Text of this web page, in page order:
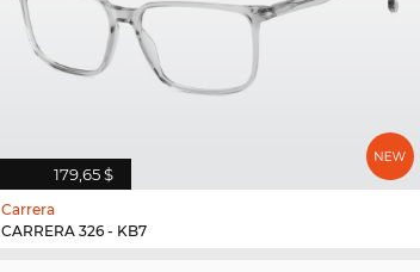
179,65 $
Carrera
CARRERA 326 - KB7